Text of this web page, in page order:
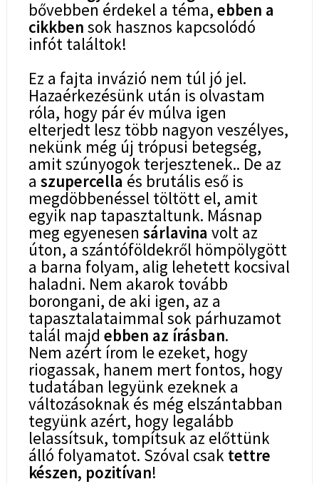
bővebben érdekel a téma, ebben a
cikkben sok hasznos kapcsolódó
infót találtok!
Ez a fajta invázió nem túl jó jel.
Hazaérkezésünk után is olvastam
róla, hogy pár év múlva igen
elterjedt lesz több nagyon veszélyes,
nekünk még új trópusi betegség,
amit szúnyogok terjesztenek.. De az
a szupercella és brutális eső is
megdöbbenéssel töltött el, amit
egyik nap tapasztaltunk. Másnap
meg egyenesen sárlavina volt az
úton, a szántóföldekről hömpölygött
a barna folyam, alig lehetett kocsival
haladni. Nem akarok tovább
borongani, de aki igen, az a
tapasztalataimmal sok párhuzamot
talál majd ebben az írásban.
Nem azért írom le ezeket, hogy
riogassak, hanem mert fontos, hogy
tudatában legyünk ezeknek a
változásoknak és még elszántabban
tegyünk azért, hogy legalább
lelassítsuk, tompítsuk az előttünk
álló folyamatot. Szóval csak tettre
készen, pozitívan!